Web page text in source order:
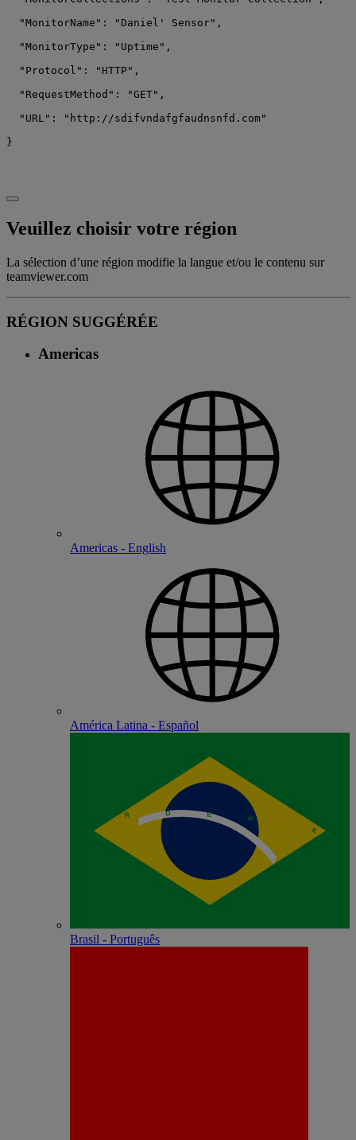
"MonitorName": "Daniel' Sensor",
"MonitorType": "Uptime",
"Protocol": "HTTP",
"RequestMethod": "GET",
"URL": "http://sdifvndafgfaudnsnfd.com"
Veuillez choisir votre région
La sélection d’une région modifie la langue et/ou le contenu sur
teamviewer.com
RÉGION SUGGÉRÉE
Americas
Americas - English
América Latina - Español
Brasil - Português